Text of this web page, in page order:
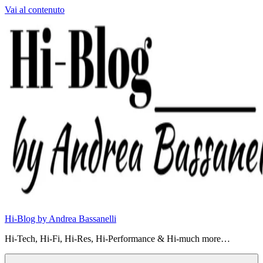
Vai al contenuto
Hi-Blog by Andrea Bassanelli
Hi-Tech, Hi-Fi, Hi-Res, Hi-Performance & Hi-much more…